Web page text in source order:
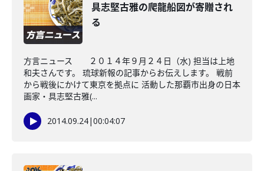
具志堅古雅の爬龍船図が寄贈され
る
方言ニュース ２０１４年９月２４日（水) 担当は上地
和夫さんです。 琉球新報の記事からお伝えします。 戦前
から戦後にかけて東京を拠点に 活動した那覇市出身の日本
画家・具志堅古雅(...
2014.09.24|00:04:07